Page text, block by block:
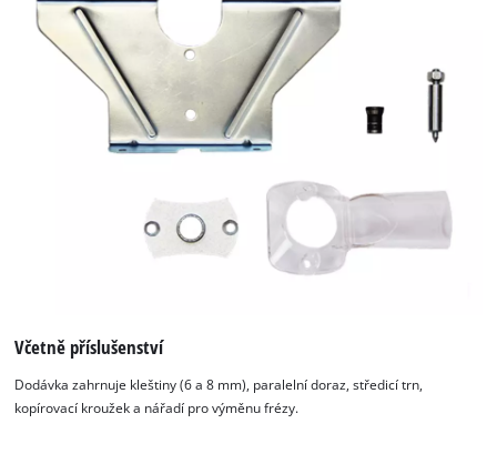
Včetně příslušenství
Dodávka zahrnuje kleštiny (6 a 8 mm), paralelní doraz, středicí trn,
kopírovací kroužek a nářadí pro výměnu frézy.